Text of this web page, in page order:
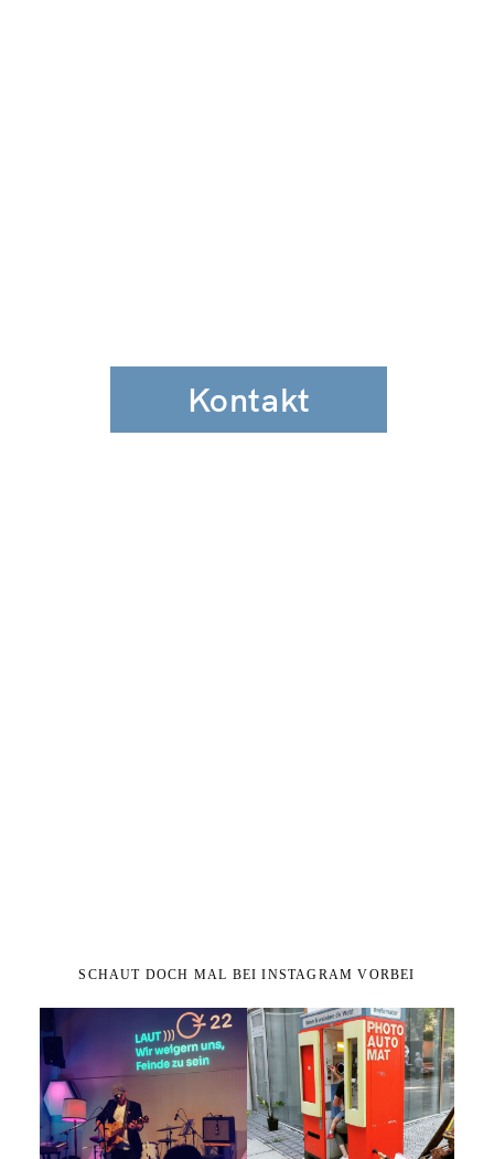
Kontakt
SCHAUT DOCH MAL BEI INSTAGRAM VORBEI